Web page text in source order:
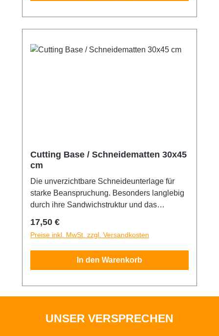
Werkzeugstahl.
Cutting Base / Schneidematten 30x45
cm
Die unverzichtbare Schneideunterlage für
starke Beanspruchung. Besonders langlebig
durch ihre Sandwichstruktur und das
Die Matte ist fünfach beschichtet und mit
10/50mm Skalenaufdruck auf der
Schneidefläche versehen. Eine Seite grün,
andere schwarz. 30x45 cm
Regulärer Preis:
17,50 €
Preise inkl. MwSt. zzgl. Versandkosten
In den Warenkorb
UNSER VERSPRECHEN